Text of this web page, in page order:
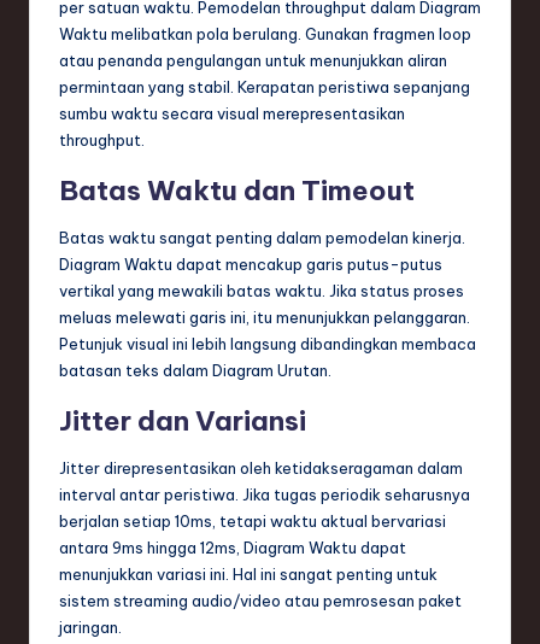
per satuan waktu. Pemodelan throughput dalam Diagram
Waktu melibatkan pola berulang. Gunakan fragmen loop
atau penanda pengulangan untuk menunjukkan aliran
permintaan yang stabil. Kerapatan peristiwa sepanjang
sumbu waktu secara visual merepresentasikan
throughput.
Batas Waktu dan Timeout
Batas waktu sangat penting dalam pemodelan kinerja.
Diagram Waktu dapat mencakup garis putus-putus
vertikal yang mewakili batas waktu. Jika status proses
meluas melewati garis ini, itu menunjukkan pelanggaran.
Petunjuk visual ini lebih langsung dibandingkan membaca
batasan teks dalam Diagram Urutan.
Jitter dan Variansi
Jitter direpresentasikan oleh ketidakseragaman dalam
interval antar peristiwa. Jika tugas periodik seharusnya
berjalan setiap 10ms, tetapi waktu aktual bervariasi
antara 9ms hingga 12ms, Diagram Waktu dapat
menunjukkan variasi ini. Hal ini sangat penting untuk
sistem streaming audio/video atau pemrosesan paket
jaringan.